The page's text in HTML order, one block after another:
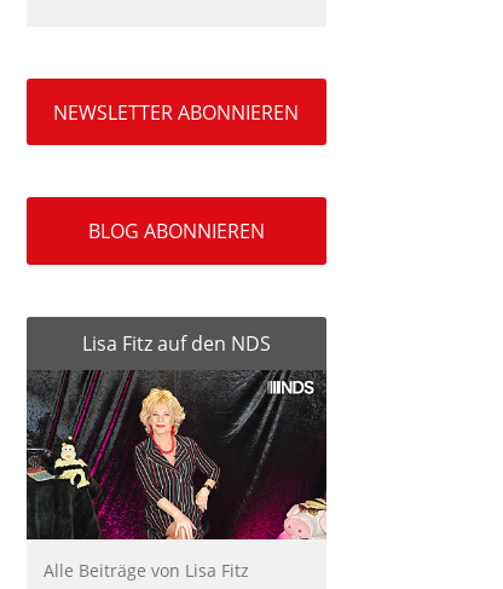
NEWSLETTER ABONNIEREN
BLOG ABONNIEREN
Lisa Fitz auf den NDS
Alle Beiträge von Lisa Fitz